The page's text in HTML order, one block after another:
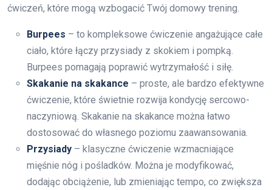
ćwiczeń, które mogą wzbogacić Twój domowy trening.
Burpees – to kompleksowe ćwiczenie angażujące całe
ciało, które łączy przysiady z skokiem i pompką.
Burpees pomagają poprawić wytrzymałość i siłę.
Skakanie na skakance – proste, ale bardzo efektywne
ćwiczenie, które świetnie rozwija kondycję sercowo-
naczyniową. Skakanie na skakance można łatwo
dostosować do własnego poziomu zaawansowania.
Przysiady – klasyczne ćwiczenie wzmacniające
mięśnie nóg i pośladków. Można je modyfikować,
dodając obciążenie, lub zmieniając tempo, co zwiększa